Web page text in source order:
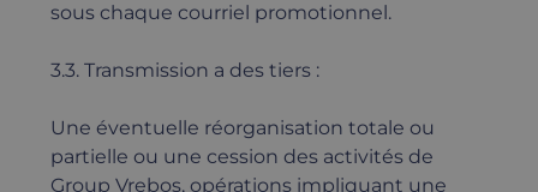
sous chaque courriel promotionnel.
3.3. Transmission a des tiers :
Une éventuelle réorganisation totale ou
partielle ou une cession des activités de
Group Vrebos, opérations impliquant une